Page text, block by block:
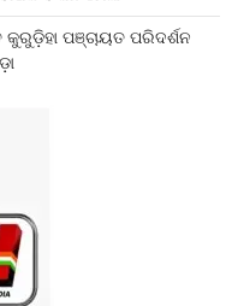
ପଞ୍ଚାୟତ ପରିଦର୍ଶନ